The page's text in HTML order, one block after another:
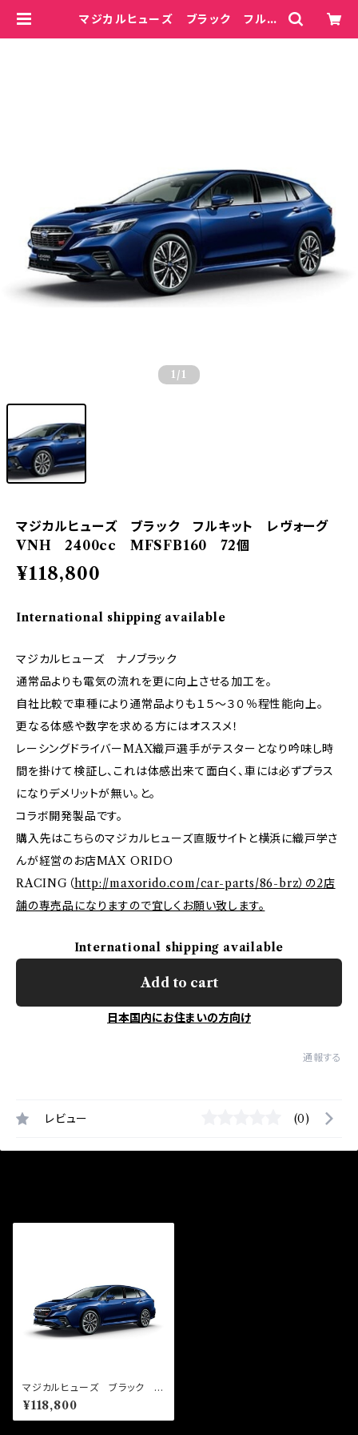
マジカルヒューズ ブラック フルキ
1 /1
マジカルヒューズ ブラック フルキット レヴォーグ
VNH 2400cc MFSFB160 72個
¥118,800
International shipping available
マジカルヒューズ ナノブラック
通常品よりも電気の流れを更に向上させる加工を。
自社比較で車種により通常品よりも１５～３０％程性能向上。
更なる体感や数字を求める方にはオススメ！
レーシングドライバーMAX織戸選手がテスターとなり吟味し時
間を掛けて検証し、これは体感出来て面白く、車には必ずプラス
になりデメリットが無い。と。
コラボ開発製品です。
購入先はこちらのマジカルヒューズ直販サイトと横浜に織戸学さ
んが経営のお店MAX ORIDO
RACING（http://maxorido.com/car-parts/86-brz）の2店
舗の専売品になりますので宜しくお願い致します。
International shipping available
Add to cart
日本国内にお住まいの方向け
通報する
レビュー (0)
マジカルヒューズ ブラック フ
ルキット レヴォーグ VNH
2400cc MFSFB160 72個
¥118,800